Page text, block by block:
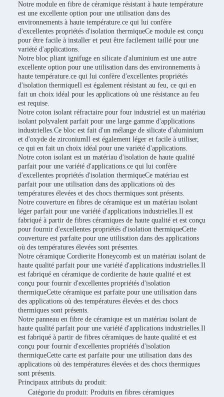
Notre module en fibre de céramique résistant à haute température
est une excellente option pour une utilisation dans des
environnements à haute température.ce qui lui confère
d'excellentes propriétés d'isolation thermiqueCe module est conçu
pour être facile à installer et peut être facilement taillé pour une
variété d'applications.
Notre bloc pliant ignifuge en silicate d'aluminium est une autre
excellente option pour une utilisation dans des environnements à
haute température.ce qui lui confère d'excellentes propriétés
d'isolation thermiqueIl est également résistant au feu, ce qui en
fait un choix idéal pour les applications où une résistance au feu
est requise.
Notre coton isolant réfractaire pour four industriel est un matériau
isolant polyvalent parfait pour une large gamme d'applications
industrielles.Ce bloc est fait d'un mélange de silicate d'aluminium
et d'oxyde de zirconiumIl est également léger et facile à utiliser,
ce qui en fait un choix idéal pour une variété d'applications.
Notre coton isolant est un matériau d'isolation de haute qualité
parfait pour une variété d'applications.ce qui lui confère
d'excellentes propriétés d'isolation thermiqueCe matériau est
parfait pour une utilisation dans des applications où des
températures élevées et des chocs thermiques sont présents.
Notre couverture en fibres de céramique est un matériau isolant
léger parfait pour une variété d'applications industrielles.Il est
fabriqué à partir de fibres céramiques de haute qualité et est conçu
pour fournir d'excellentes propriétés d'isolation thermiqueCette
couverture est parfaite pour une utilisation dans des applications
où des températures élevées sont présentes.
Notre céramique Cordierite Honeycomb est un matériau isolant de
haute qualité parfait pour une variété d'applications industrielles.Il
est fabriqué en céramique de cordierite de haute qualité et est
conçu pour fournir d'excellentes propriétés d'isolation
thermiqueCette céramique est parfaite pour une utilisation dans
des applications où des températures élevées et des chocs
thermiques sont présents.
Notre panneau en fibre de céramique est un matériau isolant de
haute qualité parfait pour une variété d'applications industrielles.Il
est fabriqué à partir de fibres céramiques de haute qualité et est
conçu pour fournir d'excellentes propriétés d'isolation
thermiqueCette carte est parfaite pour une utilisation dans des
applications où des températures élevées et des chocs thermiques
sont présents.
Principaux attributs du produit:
Catégorie du produit: Produits en fibres céramiques